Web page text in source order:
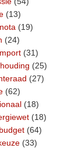
(13)
(19)
(24)
(31)
(25)
(27)
(62)
(18)
(18)
(64)
(33)